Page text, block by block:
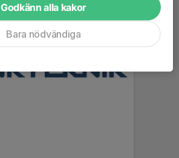
Godkänn alla kakor
Bara nödvändiga